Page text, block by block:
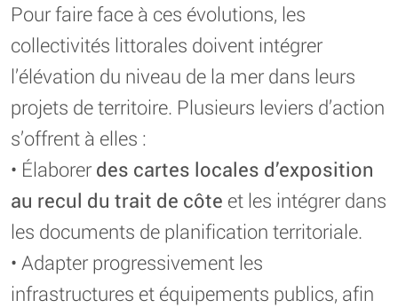
Pour faire face à ces évolutions, les
collectivités littorales doivent intégrer
l’élévation du niveau de la mer dans leurs
projets de territoire. Plusieurs leviers d’action
s’offrent à elles :
• Élaborer des cartes locales d’exposition
au recul du trait de côte et les intégrer dans
les documents de planification territoriale.
• Adapter progressivement les
infrastructures et équipements publics, afin